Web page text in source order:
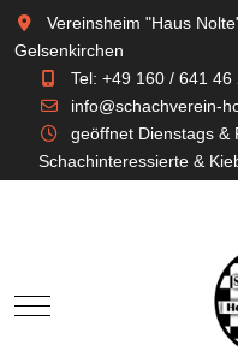
Vereinsheim "Haus
Gelsenkirchen
Tel: +49 160 / 641 46
info@schachverein-
geöffnet Dienstags &
Schachinteressierte &
Mobile Menu Toggle